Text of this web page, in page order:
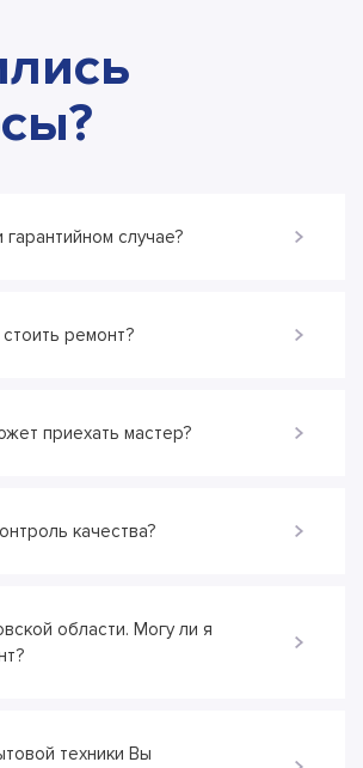
случае?
ремонт?
приехать мастер?
качества?
области. Могу ли я
техники Вы